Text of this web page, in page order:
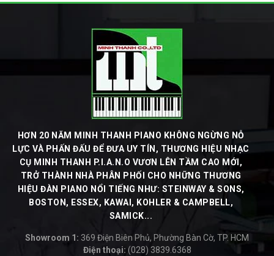
HƠN 20 NĂM MINH THANH PIANO KHÔNG NGỪNG NỖ
LỰC VÀ PHẤN ĐẤU ĐỂ ĐƯA UY TÍN, THƯƠNG HIỆU NHẠC
CỤ MINH THANH P.I.A.N.O VƯƠN LÊN TẦM CAO MỚI,
TRỞ THÀNH NHÀ PHÂN PHỐI CHO NHỮNG THƯƠNG
HIỆU ĐÀN PIANO NỔI TIẾNG NHƯ: STEINWAY & SONS,
BOSTON, ESSEX, KAWAI, KOHLER & CAMPBELL,
SAMICK...
Showroom 1: 369 Điện Biên Phủ, Phường Bàn Cờ, TP. HCM
Điện thoại: (028) 3839.6368